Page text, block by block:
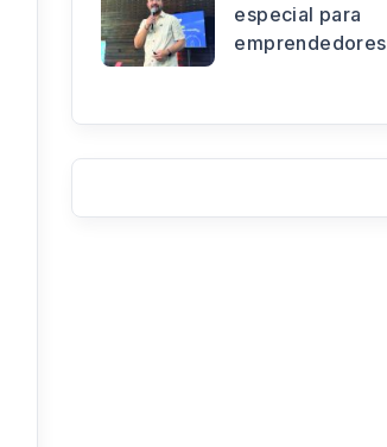
especial para
emprendedores